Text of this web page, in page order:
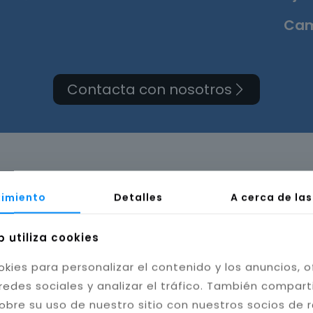
Contacta con nosotros
de cuarto de baño
Detalles A cerca de
utiliza cookies
para personalizar el contenido y los anuncios,
sociales y analizar el tráfico. También
su uso de nuestro sitio con nuestros socios de